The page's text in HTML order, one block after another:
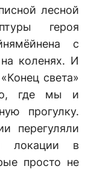
лесной
героя
с
коленях. И
света»
где мы и
прогулку.
перегуляли
локации в
просто не